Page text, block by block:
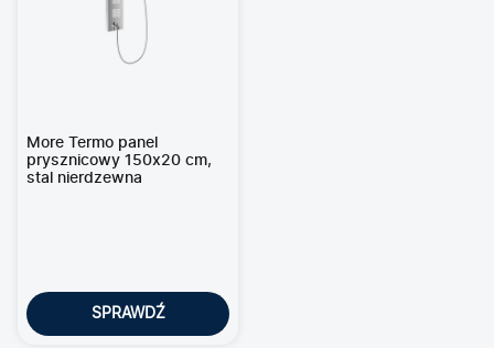
More Termo panel
prysznicowy 150x20 cm,
stal nierdzewna
SPRAWDŹ